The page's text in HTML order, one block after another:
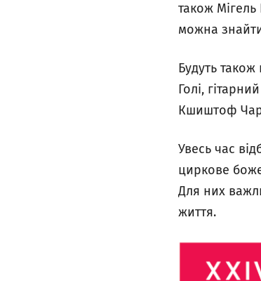
також
можна
Будуть
Голі,
Кшиштоф
Увесь час
циркове
Для них
життя.